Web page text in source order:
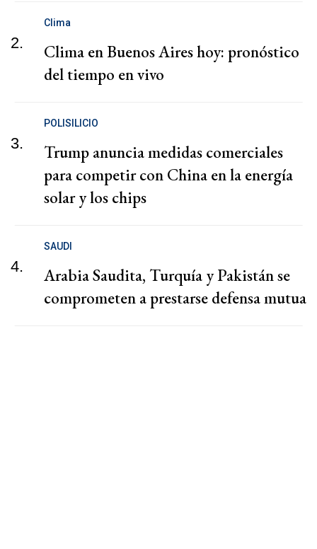
2.
Clima
Clima en Buenos Aires hoy: pronóstico
del tiempo en vivo
3.
POLISILICIO
Trump anuncia medidas comerciales
para competir con China en la energía
solar y los chips
4.
SAUDI
Arabia Saudita, Turquía y Pakistán se
comprometen a prestarse defensa mutua